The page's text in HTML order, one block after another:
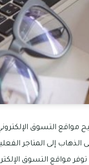
مواقع التسوق
الذهاب إلى المتاجر
مواقع التسوق